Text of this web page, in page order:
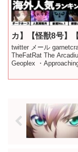
カ】【怪獣8号】
twitter メール
TheFatRat The
Geoplex ・